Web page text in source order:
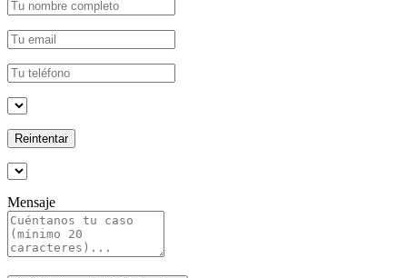
Reintentar
Mensaje